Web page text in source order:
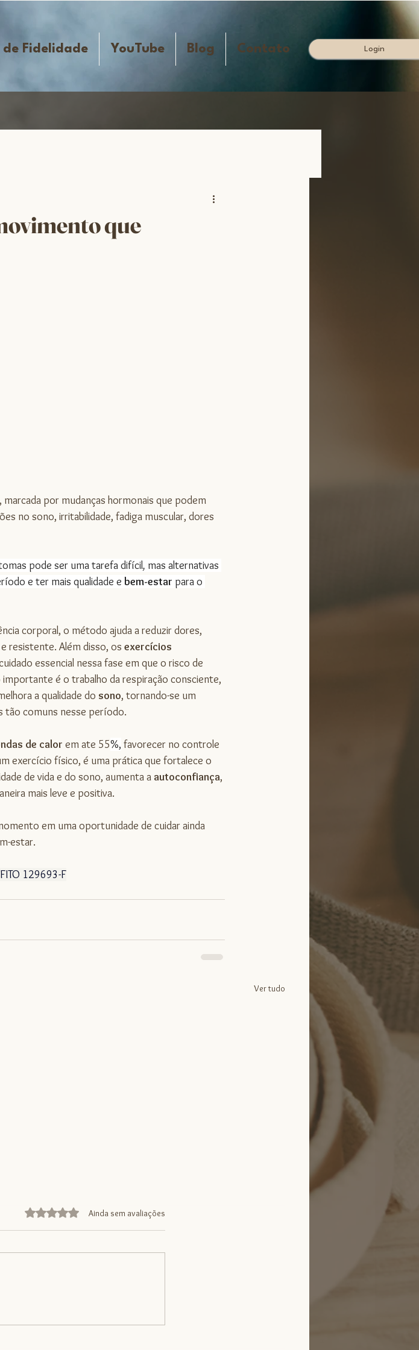
Fidelidade YouTube Blog Contato Login
que
marcada por mudanças hormonais que podem
no sono, irritabilidade, fadiga muscular, dores
pode ser uma tarefa difícil, mas alternativas
e ter mais qualidade e bem-estar para o
corporal, o método ajuda a reduzir dores,
resistente. Além disso, os exercícios
essencial nessa fase em que o risco de
é o trabalho da respiração consciente,
a qualidade do sono, tornando-se um
tão comuns nesse período.
de calor em ate 55%, favorecer no controle
exercício físico, é uma prática que fortalece o
de vida e do sono, aumenta a autoconfiança,
mais leve e positiva.
em uma oportunidade de cuidar ainda
estar.
129693-F
Ver tudo
Avaliado com 0 de 5 estrelas.
Ainda sem avaliações